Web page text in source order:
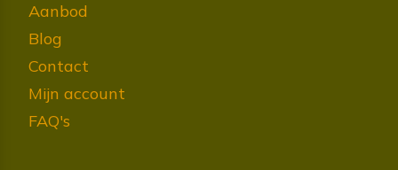
Aanbod
Blog
Contact
Mijn account
FAQ's